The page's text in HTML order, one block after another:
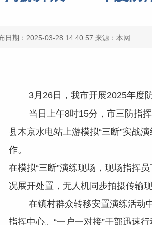
日期：2025-03-28 14:40:57 来源：本网
3月26日，我市开展2025年度防
当日上午8时15分，市三防指挥
县木京水电站上游模拟“三断”实战
作。
在模拟“三断”演练现场，现场指挥
况展开处置，无人机同步拍摄传输
在镇村群众转移安置演练活动中
指挥中心。“一户一对接”干部迅速